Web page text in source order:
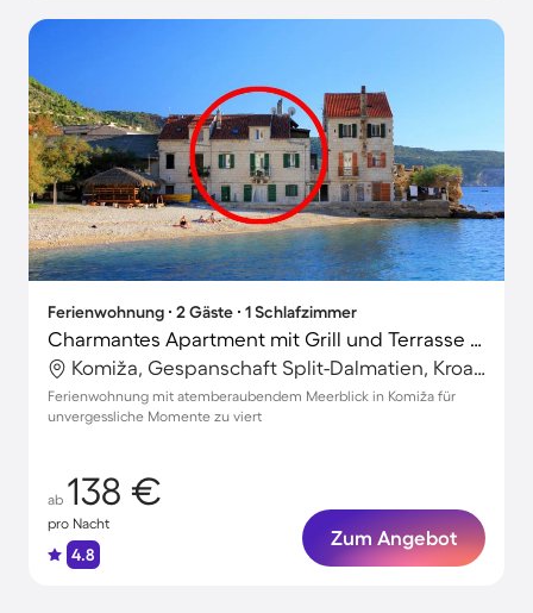
Ferienwohnung ∙ 2 Gäste ∙ 1 Schlafzimmer
Charmantes Apartment mit Grill und Terrasse | Meerblick | Nah am Strand
Komiža, Gespanschaft Split-Dalmatien, Kroatien
Ferienwohnung mit atemberaubendem Meerblick in Komiža für
unvergessliche Momente zu viert
ab 138 €
pro Nacht
4.8
Zum Angebot